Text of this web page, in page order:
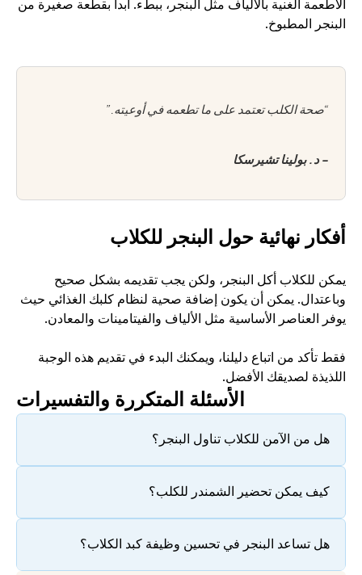
البنجر المطبوخ.
“صحة الكلب تعتمد على ما تطعمه في أوعيته.”
- د. بولينا تشيرسكا
أفكار نهائية حول البنجر للكلاب
يوفر العناصر الأساسية مثل الألياف والفيتامينات والمعادن.
اللذيذة لصديقك الأفضل.
الأسئلة المتكررة والتفسيرات
هل من الآمن للكلاب تناول البنجر؟
كيف يمكن تحضير الشمندر للكلب؟
هل تساعد البنجر في تحسين وظيفة كبد الكلاب؟